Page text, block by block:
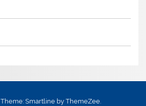
Smartline by ThemeZee.